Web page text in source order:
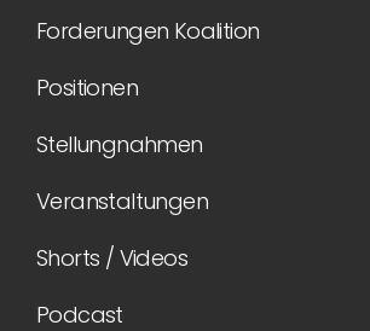
Forderungen Koalition
Positionen
Stellungnahmen
Veranstaltungen
Shorts / Videos
Podcast